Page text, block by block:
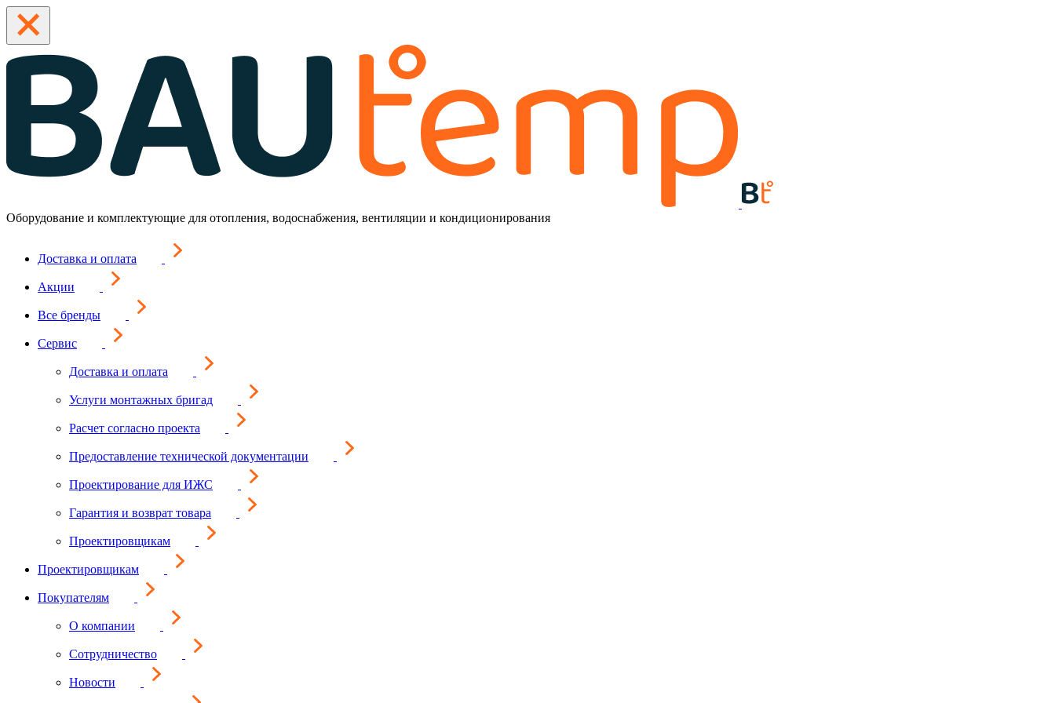
Оборудование и комплектующие для отопления, водоснабжения, вентиляции и кондиционирования
Доставка и оплата
Акции
Все бренды
Сервис
Доставка и оплата
Услуги монтажных бригад
Расчет согласно проекта
Предоставление технической документации
Проектирование для ИЖС
Гарантия и возврат товара
Проектировщикам
Проектировщикам
Покупателям
О компании
Сотрудничество
Новости